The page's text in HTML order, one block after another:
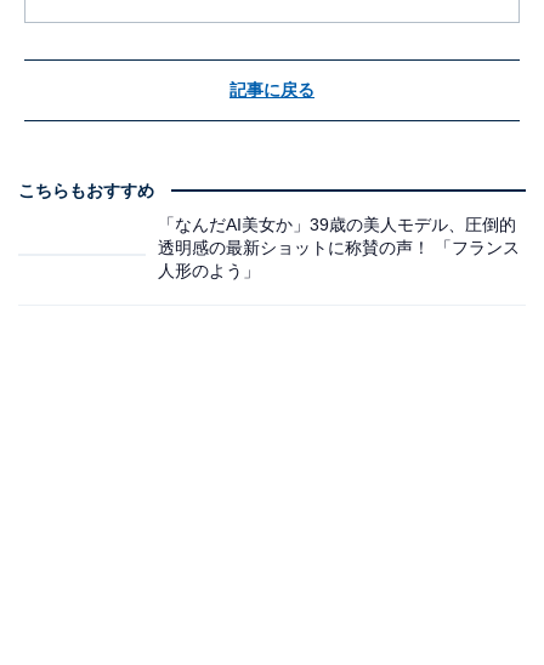
記事に戻る
こちらもおすすめ
「なんだAI美女か」39歳の美人モデル、圧倒的
透明感の最新ショットに称賛の声！ 「フランス
人形のよう」